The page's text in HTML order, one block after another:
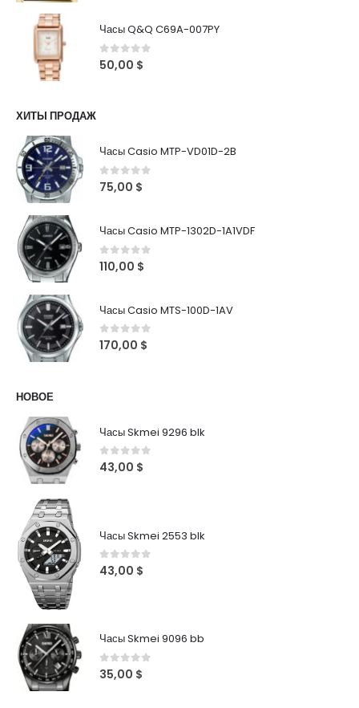
Часы Q&Q C69A-007PY
0out of 5
50,00 $
ХИТЫ ПРОДАЖ
Часы Casio MTP-VD01D-2B
0out of 5
75,00 $
Часы Casio MTP-1302D-1A1VDF
0out of 5
110,00 $
Часы Casio MTS-100D-1AV
0out of 5
170,00 $
НОВОЕ
Часы Skmei 9296 blk
0 out of 5
43,00 $
Часы Skmei 2553 blk
0 out of 5
43,00 $
Часы Skmei 9096 bb
0out of 5
35,00 $